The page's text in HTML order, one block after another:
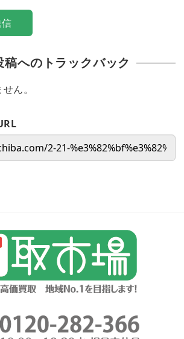
稿へのトラックバック
ん。